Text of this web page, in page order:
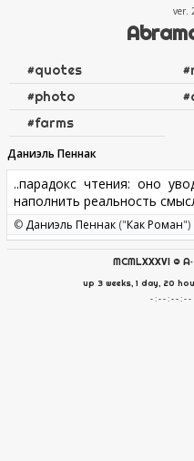
ver.
#quotes #
#photo #
#farms
Даниэль Пеннак
..парадокс чтения: оно
наполнить реальность
© Даниэль Пеннак ("Как Роман")
MCMLXXXVI ©
up 3 weeks, 1 day, 20
- : - - : - - : - -